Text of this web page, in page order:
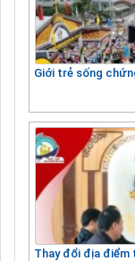
Giới trẻ sống
Thay đổi địa điểm